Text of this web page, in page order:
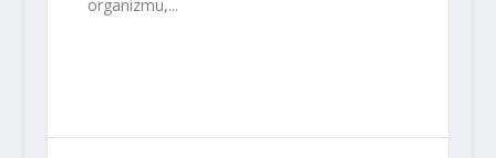
organizmu,...